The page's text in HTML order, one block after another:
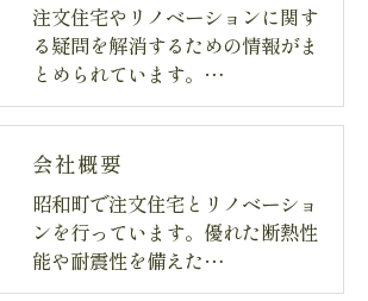
注文住宅やリノベーションに関す
る疑問を解消するための情報がま
とめられています。…
会社概要
昭和町で注文住宅とリノベーショ
ンを行っています。優れた断熱性
能や耐震性を備えた…